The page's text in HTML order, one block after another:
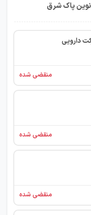
پاک شرق
منقضی شده
منقضی شده
منقضی شده